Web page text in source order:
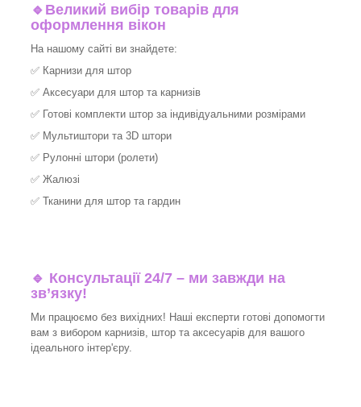
🔹 Великий вибір товарів для
оформлення вікон
На нашому сайті ви знайдете:
✅ Карнизи для штор
✅ Аксесуари для штор та карнизів
✅ Готові комплекти штор за індивідуальними розмірами
✅ Мультиштори та 3D штори
✅ Рулонні штори (ролети)
✅ Жалюзі
✅ Тканини для штор та гардин
🔹 Консультації 24/7 – ми завжди на
зв’язку!
Ми працюємо без вихідних! Наші експерти готові допомогти
вам з вибором карнизів, штор та аксесуарів для вашого
ідеального інтер'єру.